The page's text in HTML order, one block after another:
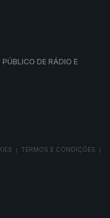
DE RÁDIO E
TERMOS E CONDIÇÕES